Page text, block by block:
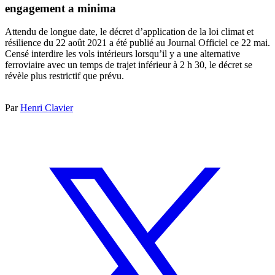
engagement a minima
Attendu de longue date, le décret d’application de la loi climat et
résilience du 22 août 2021 a été publié au Journal Officiel ce 22 mai.
Censé interdire les vols intérieurs lorsqu’il y a une alternative
ferroviaire avec un temps de trajet inférieur à 2 h 30, le décret se
révèle plus restrictif que prévu.
ParHenri Clavier